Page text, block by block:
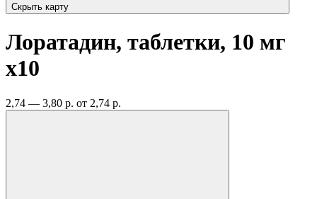
Скрыть карту
Лоратадин, таблетки, 10 мг
x10
2,74 — 3,80 р. от 2,74 р.